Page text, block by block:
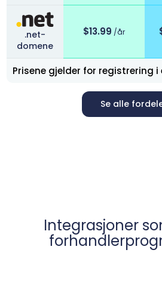
.net-
domene
$13.99 /år
Prisene gjelder for registrering i
Se alle
Integrasjoner